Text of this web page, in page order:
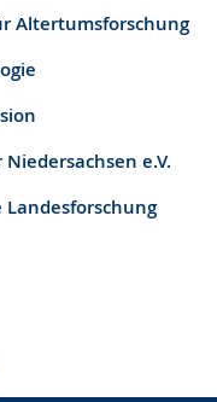
Altertumsforschung
e.V.
Landesforschung